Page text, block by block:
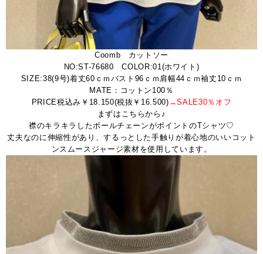
Coomb カットソー
NO:ST-76680 COLOR:01(ホワイト)
SIZE:38(9号)着丈60ｃｍバスト96ｃｍ肩幅44ｃｍ袖丈10ｃｍ
MATE：コットン100％
PRICE税込み￥18.150(税抜￥16.500) →SALE30％オフ
まずはこちらから♪
襟のキラキラしたボールチェーンがポイントのTシャツ♡
丈夫なのに伸縮性があり、するっとした手触りが着心地のいいコット
ンスムースジャージ素材を使用しています。